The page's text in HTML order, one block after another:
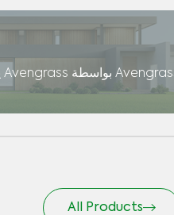
بمواد عالية الجودة يمكن
All Products